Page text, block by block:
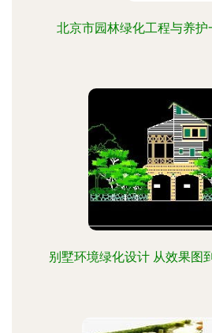
北京市园林绿化工程与养
别墅环境绿化设计 从效果图